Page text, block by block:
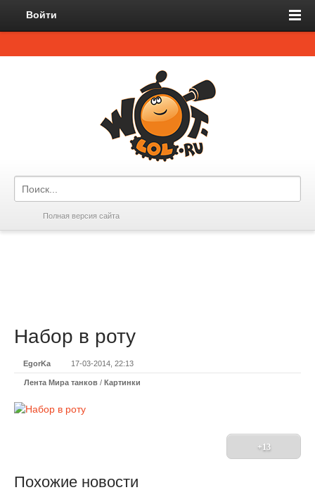
Войти
Полная версия сайта
Набор в роту
EgorKa 17-03-2014, 22:13
Лента Мира танков / Картинки
+13
Похожие новости